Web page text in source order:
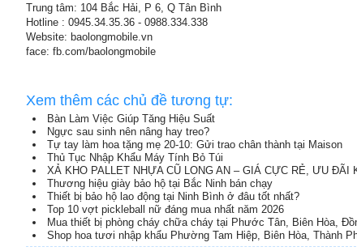
Trung tâm: 104 Bắc Hải, P 6, Q Tân Bình
Hotline : 0945.34.35.36 - 0988.334.338
Website: baolongmobile.vn
face: fb.com/baolongmobile
Xem thêm các chủ đề tương tự:
Bàn Làm Việc Giúp Tăng Hiệu Suất
Ngực sau sinh nên nâng hay treo?
Tự tay làm hoa tặng mẹ 20-10: Gửi trao chân thành tại Maison
Thủ Tục Nhập Khẩu Máy Tính Bỏ Túi
XẢ KHO PALLET NHỰA CŨ LONG AN – GIÁ CỰC RẺ, ƯU ĐÃI
Thương hiệu giày bảo hộ tại Bắc Ninh bán chạy
Thiết bị bảo hộ lao động tại Ninh Bình ở đâu tốt nhất?
Top 10 vợt pickleball nữ đáng mua nhất năm 2026
Mua thiết bị phòng cháy chữa cháy tại Phước Tân, Biên Hòa,
Shop hoa tươi nhập khẩu Phường Tam Hiệp, Biên Hòa, Thành